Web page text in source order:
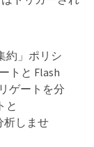
約」ポリシ
トと Flash
ゲートを分
と
析しませ